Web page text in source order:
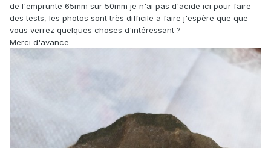
de l'emprunte 65mm sur 50mm je n'ai pas d'acide ici pour faire
des tests, les photos sont très difficile a faire j'espère que que
vous verrez quelques choses d'intéressant ?
Merci d'avance